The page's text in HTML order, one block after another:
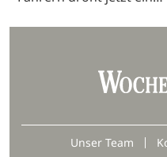
Unser Team